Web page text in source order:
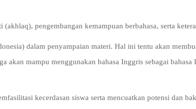
pengembangan kemampuan berbahasa, serta
dalam penyampaian materi. Hal ini tentu akan
akan mampu menggunakan bahasa Inggris sebagai
kecerdasan siswa serta mencuatkan potensi dan